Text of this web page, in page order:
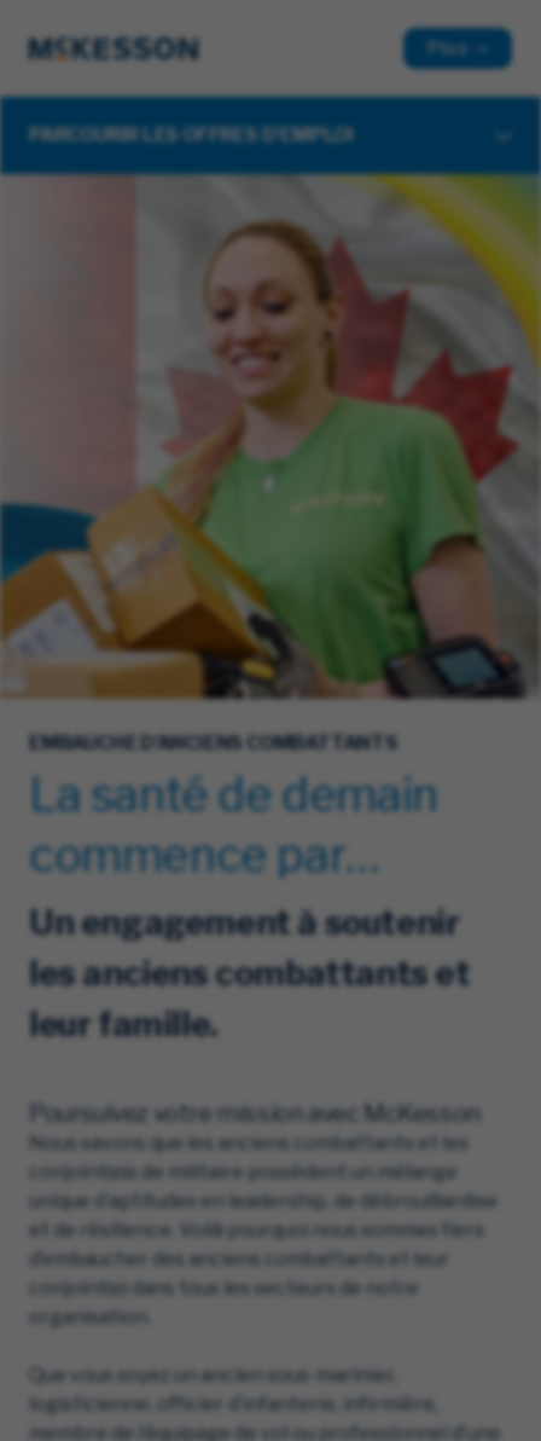
Plus
PARCOURIR LES OFFRES D'EMPLOI
EMBAUCHE D’ANCIENS COMBATTANTS
La santé de demain
commence par…
Un engagement à soutenir
les anciens combattants et
leur famille.
Poursuivez votre mission avec McKesson
Nous savons que les anciens combattants et les
conjoint(e)s de militaire possèdent un mélange
unique d’aptitudes en leadership, de débrouillardise
et de résilience. Voilà pourquoi nous sommes fiers
d’embaucher des anciens combattants et leur
conjoint(e) dans tous les secteurs de notre
organisation.
Que vous soyez un ancien sous-marinier,
logisticienne, officier d’infanterie, infirmière,
membre de l’équipage de vol ou professionnel d’une